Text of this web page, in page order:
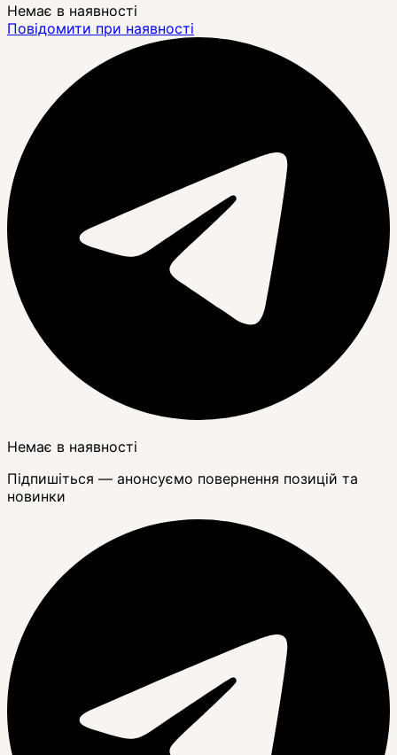
Немає в наявності
Повідомити при наявності
Немає в наявності
Підпишіться — анонсуємо повернення позицій та
новинки